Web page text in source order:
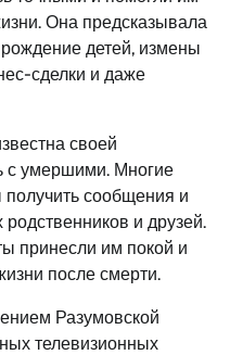
Она предсказывала
детей, измены
сделки и даже
своей
с умершими. Многие
получить сообщения и
и друзей.
принесли им покой и
после смерти.
Разумовской
телевизионных